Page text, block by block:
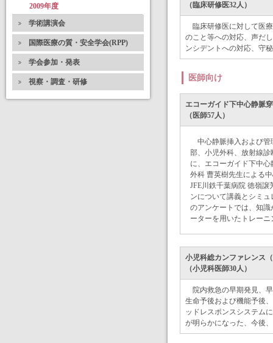
2009年度
学術講演会
国際医療の質・安全学会(RPP)
学会参加・発表
視察・調査・研修
（臨床研修医32人）
臨床研修医に対して医
のこと等への対応、声だ
ンシデントへの対応、守
医師向け
エコーガイド下中心静脈
（医師57人）
中心静脈挿入および管
部、小児外科、放射線
に、エコーガイド下中
外科 曹英樹先生による
JFE川鉄千葉病院 徳嶺
ンについて講義とシミ
のアンケートでは、知
ーターを用いたトレー
小児科総カンファレンス
（小児科医師30人）
院内救急の早期発見、
生命予後および機能予後
ッドレスポンスシステム
が明らかになった、今後